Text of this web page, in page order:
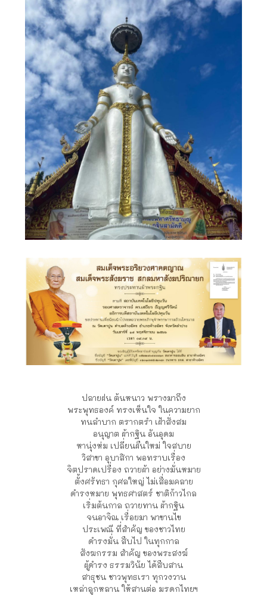
ปลายฝน ต้นหนาว พรางมาถึง
พระพุทธองค์ ทรงเห็นใจ ในความยาก
ทนลำบาก ตรากตรำ เฝ้าสั่งสม
อนุญาต ผ้ากฐิน อันอุดม
หานุ่งห่ม เปลี่ยนผืนใหม่ ใจสบาย
วิสาขา อุบาสิกา พอทราบเรื่อง
จิตปราดเปรื่อง ถวายผ้า อย่างมั่นหมาย
ตั้งศรัทธา กุศลใหญ่ ไม่เสื่อมคลาย
ดำรงหมาย พุทธศาสตร์ ชาติก้าวไกล
เริ่มต้นกาล ถวายทาน ผ้ากฐิน
จนอาจิณ เรื่อยมา พาขานไข
ประเพณี ที่สำคัญ ของชาวไทย
ดำรงมั่น สืบไป ในทุกกาล
สังฆกรรม สำคัญ ของพระสงฆ์
ผู้ดำรง ธรรมวินัย ได้สืบสาน
สาธุชน ชาวพุทธเรา ทุกวงวาน
เหล่าลูกหลาน ให้สานต่อ มรดกไทยฯ